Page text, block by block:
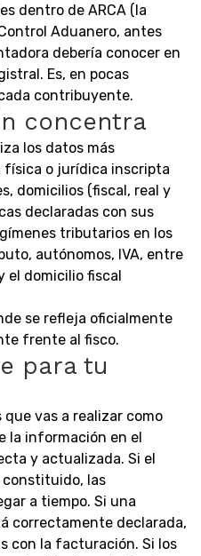
dentro de ARCA (la
Aduanero, antes
debería conocer en
Es, en pocas
contribuyente.
concentra
los datos más
física o jurídica inscripta
domicilios (fiscal, real y
declaradas con sus
tributarios en los
autónomos, IVA, entre
el domicilio fiscal
se refleja oficialmente
frente al fisco.
para tu
vas a realizar como
la información en el
y actualizada. Si el
constituido, las
a tiempo. Si una
correctamente declarada,
con la facturación. Si los